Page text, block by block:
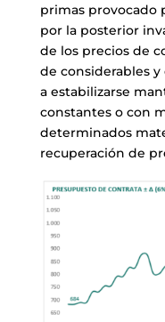
primas provocado
por la posterior
de los precios de
de considerables
a estabilizarse
constantes o con
determinados
recuperación de